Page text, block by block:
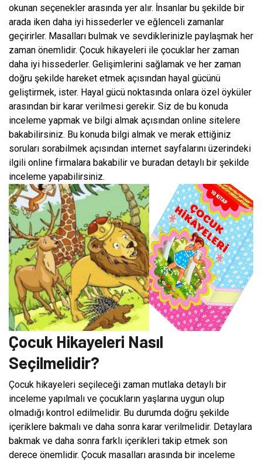
okunan seçenekler arasında yer alır. İnsanlar bu şekilde bir
arada iken daha iyi hissederler ve eğlenceli zamanlar
geçirirler. Masalları bulmak ve sevdiklerinizle paylaşmak her
zaman önemlidir. Çocuk hikayeleri ile çocuklar her zaman
daha iyi hissederler. Gelişimlerini sağlamak ve her zaman
doğru şekilde hareket etmek açısından hayal gücünü
geliştirmek, ister. Hayal gücü noktasında onlara özel öyküler
arasından bir karar verilmesi gerekir. Siz de bu konuda
inceleme yapmak ve bilgi almak açısından online sitelere
bakabilirsiniz. Bu konuda bilgi almak ve merak ettiğiniz
soruları sorabilmek açısından internet sayfalarını üzerindeki
ilgili online firmalara bakabilir ve buradan detaylı bir şekilde
inceleme yapabilirsiniz.
Çocuk Hikayeleri Nasıl
Seçilmelidir?
Çocuk hikayeleri seçileceği zaman mutlaka detaylı bir
inceleme yapılmalı ve çocukların yaşlarına uygun olup
olmadığı kontrol edilmelidir. Bu durumda doğru şekilde
içeriklere bakmalı ve daha sonra karar verilmelidir. Detaylara
bakmak ve daha sonra farklı içerikleri takip etmek son
derece önemlidir. Çocuk masalları arasında bir inceleme